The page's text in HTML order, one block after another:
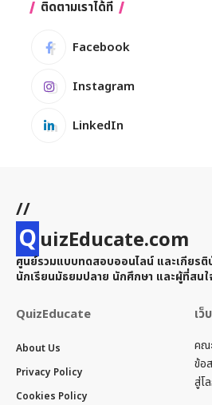
ติดตามเราได้ที่
Facebook
Instagram
LinkedIn
//
QuizEducate.com
ศูนย์รวมแบบทดสอบออนไลน์ และเกียร
นักเรียนมัธยมปลาย นักศึกษา และผู้ที่สนใ
QuizEducate
About Us
Privacy Policy
Cookies Policy
เ
คณ
ข้อ
สู่โ